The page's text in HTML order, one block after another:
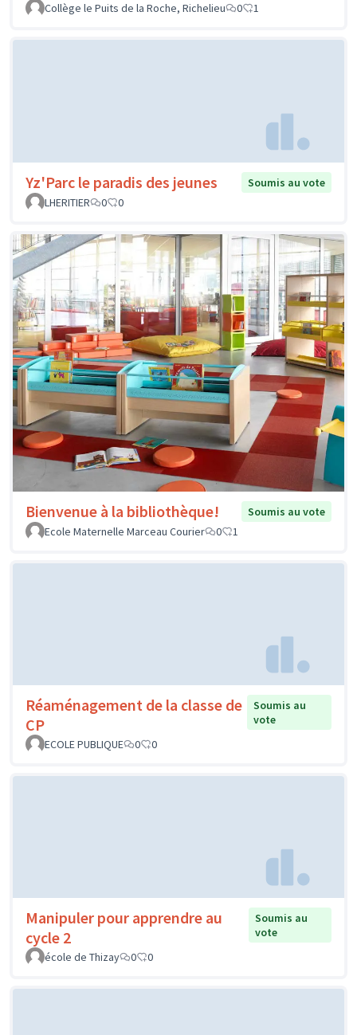
Collège le Puits de la Roche, Richelieu
0 1
Yz'Parc le paradis des jeunes
Soumis au vote
LHERITIER
0 0
Bienvenue à la bibliothèque!
Soumis au vote
Ecole Maternelle Marceau Courier
0 1
Réaménagement de la classe de
CP
Soumis au
vote
ECOLE PUBLIQUE
0 0
Manipuler pour apprendre au
cycle 2
Soumis au
vote
école de Thizay
0 0